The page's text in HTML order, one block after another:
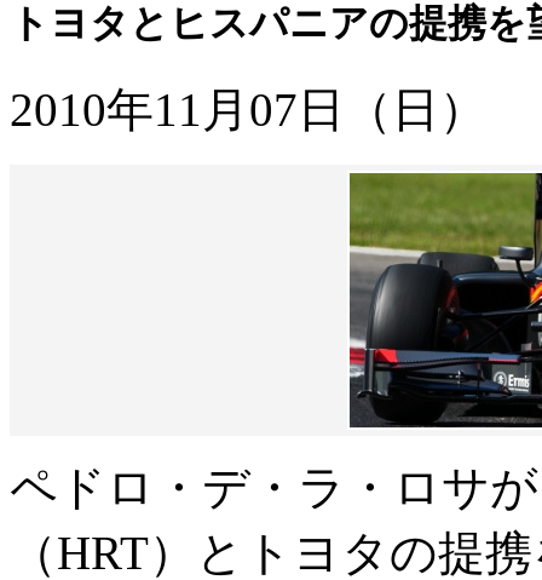
トヨタとヒスパニアの提携
2010年11月07日（日）
ペドロ・デ・ラ・ロサ
（HRT）とトヨタの提